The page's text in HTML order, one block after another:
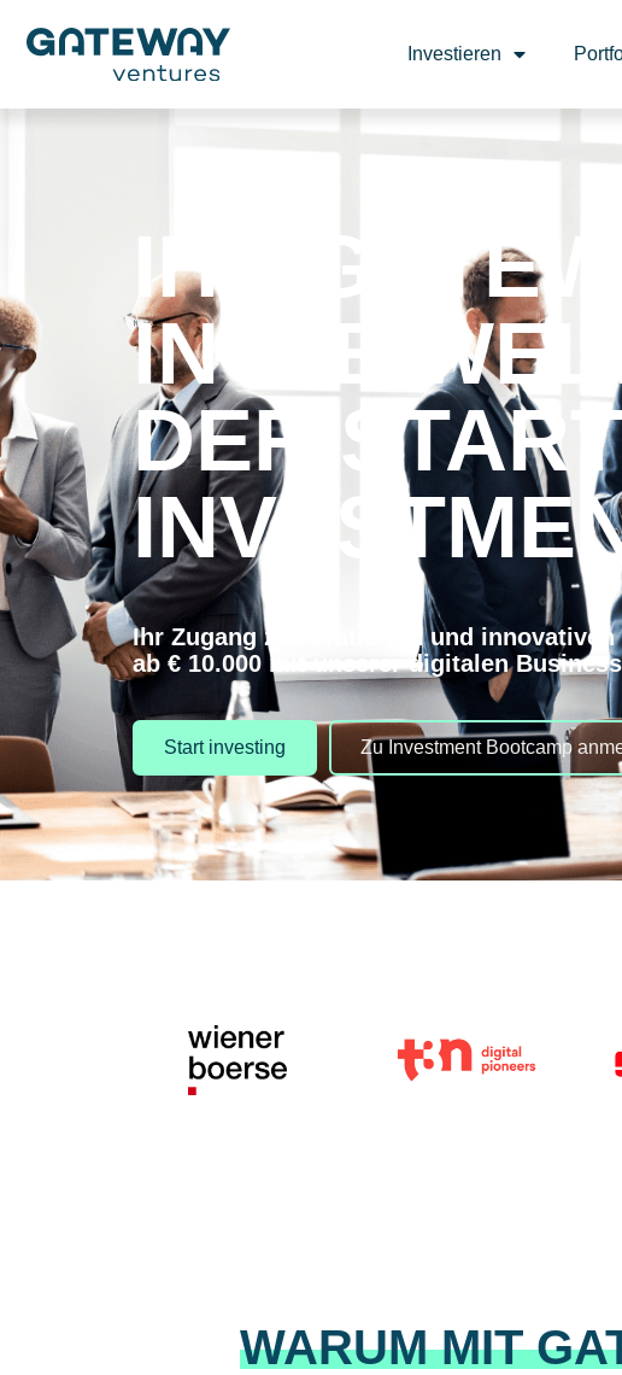
Investieren
IHR
IN DIE
DER
Ihr Zugang zu kuratierten und
ab € 10.000 mit unserer digitalen
Start investing Zu Investment Bootcamp
WARUM MIT